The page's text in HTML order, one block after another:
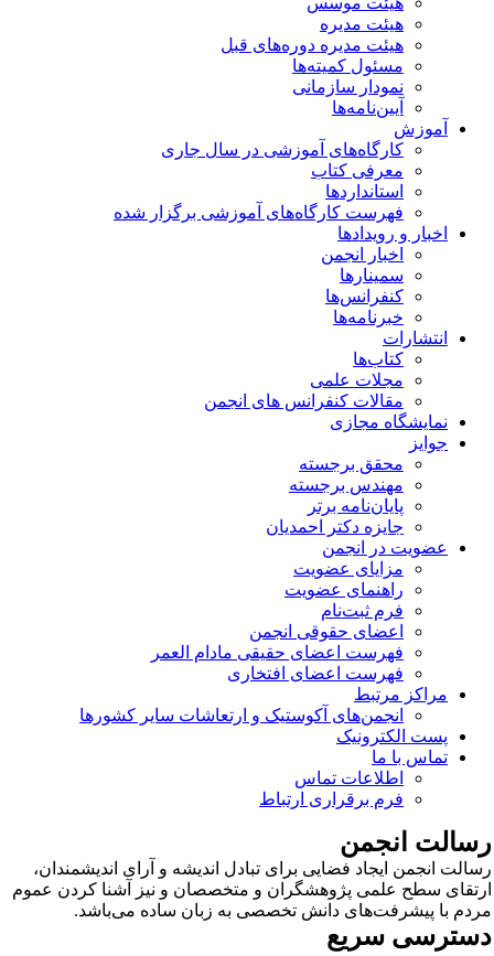
هیئت مدیره
هیئت مدیره دوره‌های قبل
مسئول کمیته‌ها
نمودار سازمانی
آیین‌نامه‌ها
آموزش
کارگاه‌های آموزشی در سال جاری
معرفی کتاب
استانداردها
فهرست کارگاه‌های آموزشی برگزار شده
اخبار و رویدادها
اخبار انجمن
سمینارها
کنفرانس‌ها
خبرنامه‌ها
انتشارات
کتاب‌ها
مجلات علمی
مقالات کنفرانس های انجمن
نمایشگاه مجازی
جوایز
محقق برجسته
مهندس برجسته
پایان‌نامه برتر
جایزه دکتر احمدیان
عضویت در انجمن
مزایای عضویت
راهنمای عضویت
فرم ثبت‌نام
اعضای حقوقی انجمن
فهرست اعضای حقیقی مادام‌ العمر
فهرست اعضای افتخاری
مراکز مرتبط
انجمن‌های آکوستیک و ارتعاشات سایر کشورها
پست الکترونیک
تماس با ما
اطلاعات تماس
فرم برقراری ارتباط
انجمن
انجمن ایجاد فضایی برای تبادل اندیشه و آرای اندیشمندان،
سطح علمی پژوهشگران و متخصصان و نیز آشنا کردن عموم
با پیشرفت‌های دانش تخصصی به زبان ساده می‌باشد.
سریع